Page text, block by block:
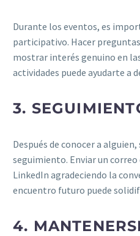
Durante los eventos, es
participativo. Hacer
mostrar interés genuino en
actividades puede ayudarte a
3.
Después de conocer a
seguimiento. Enviar un
LinkedIn agradeciendo la
encuentro futuro puede
4.